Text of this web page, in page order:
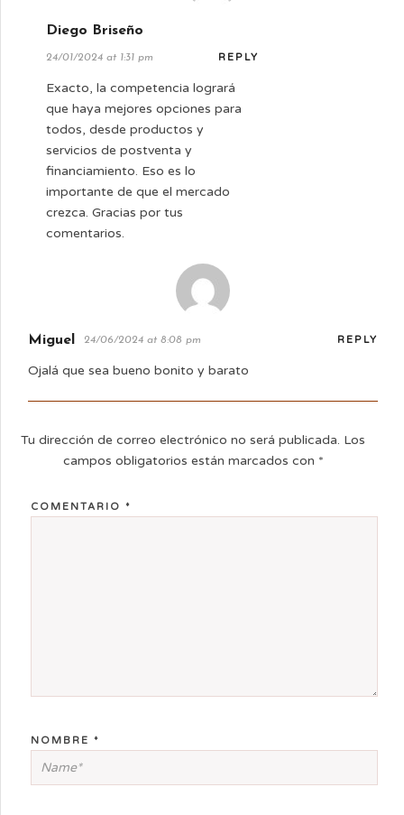
Diego Briseño
24/01/2024 at 1:31 pm REPLY
Exacto, la competencia logrará
que haya mejores opciones para
todos, desde productos y
servicios de postventa y
financiamiento. Eso es lo
importante de que el mercado
crezca. Gracias por tus
comentarios.
Miguel 24/06/2024 at 8:08 pm REPLY
Ojalá que sea bueno bonito y barato
Tu dirección de correo electrónico no será publicada. Los
campos obligatorios están marcados con *
COMENTARIO *
NOMBRE *